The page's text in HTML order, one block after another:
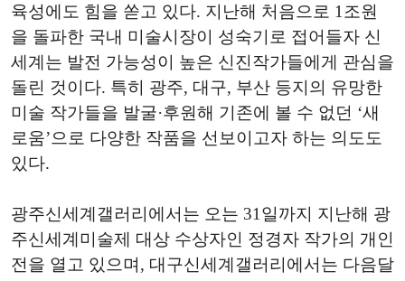
육성에도 힘을 쏟고 있다. 지난해 처음으로 1조원
을 돌파한 국내 미술시장이 성숙기로 접어들자 신
세계는 발전 가능성이 높은 신진작가들에게 관심을
돌린 것이다. 특히 광주, 대구, 부산 등지의 유망한
미술 작가들을 발굴·후원해 기존에 볼 수 없던 ‘새
로움’으로 다양한 작품을 선보이고자 하는 의도도
있다.
광주신세계갤러리에서는 오는 31일까지 지난해 광
주신세계미술제 대상 수상자인 정경자 작가의 개인
전을 열고 있으며, 대구신세계갤러리에서는 다음달